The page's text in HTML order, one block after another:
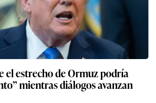
el estrecho de Ormuz podría
mientras diálogos avanzan